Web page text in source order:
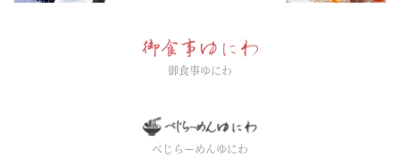
御食事ゆにわ
べじらーめんゆにわ